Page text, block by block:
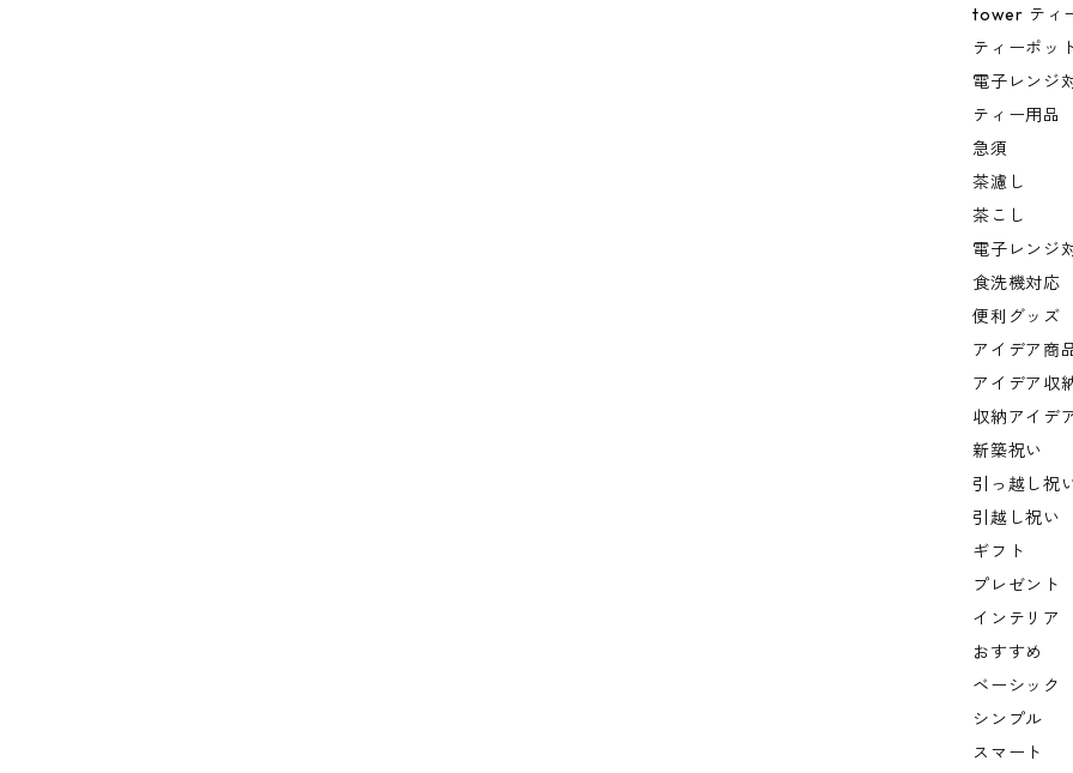
tower ティ
ティーポッ
電子レンジ
ティー用品
急須
茶濾し
茶こし
電子レンジ
食洗機対応
便利グッズ
アイデア商
アイデア収
収納アイデ
新築祝い
引っ越し祝
引越し祝い
ギフト
プレゼント
インテリア
おすすめ
ベーシック
シンプル
スマート